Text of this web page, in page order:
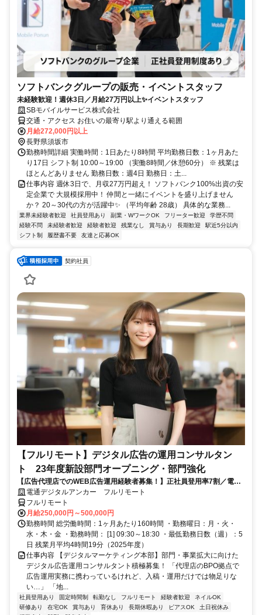
ソフトバンクグループの販売・イベントスタッフ
未経験歓迎！週休3日／月給27万円以上✨イベントスタッフ
SBモバイルサービス株式会社
交通・アクセス お住いの最寄り駅より通える範囲
月給272,000円以上
長野県須坂市
勤務時間詳細 実働時間：1日あたり8時間 平均勤務日数：1ヶ月あた
り17日 シフト制 10:00～19:00 （実働8時間／休憩60分） ※ 残業は
ほとんどありません 勤務日数：週4日 勤務日：土...
仕事内容 週休3日で、月収27万円超え！ ソフトバンク100%出資の安
定企業で 大規模採用中！ 仲間と一緒にイベントを盛り上げません
か？ 20～30代の方が活躍中✨ （平均年齢 28歳） 具体的な業務...
業界未経験者歓迎 社員登用あり 副業・WワークOK フリーター歓迎
学歴不問
経験不問
未経験者歓迎 経験者歓迎 残業なし 賞与あり 長期歓迎
駅近5分以内
シフト制
履歴書不要 友達と応募OK
契約社員
【フルリモート】デジタル広告の運用コンサルタン
ト 23年度新設部門オープニング・部門強化
【広告代理店でのWEB広告運用経験者募集！】正社員登用率7割／電通
G／全国×完全在宅／年休126日・土日祝休み／残業月平均4時間19分
電通デジタルアンカー フルリモート
フルリモート
月給250,000円～500,000円
勤務時間 総労働時間：1ヶ月あたり160時間 ・勤務曜日：月・火・
水・木・金 ・勤務時間： [1] 09:30～18:30 ・最低勤務日数（週）：5
日 残業月平均4時間19分（2025年度）
仕事内容 【デジタルマーケティング本部】部門・事業拡大に向けた
デジタル広告運用コンサルタント積極募集！ 「代理店のBPO拠点で
広告運用実務に携わっているけれど、入稿・運用だけでは物足りな
い…」 「地...
社員登用あり 固定時間制 転勤なし フルリモート 経験者歓迎
ネイルOK
研修あり
在宅OK 賞与あり 育休あり 長期休暇あり ピアスOK
土日祝休み